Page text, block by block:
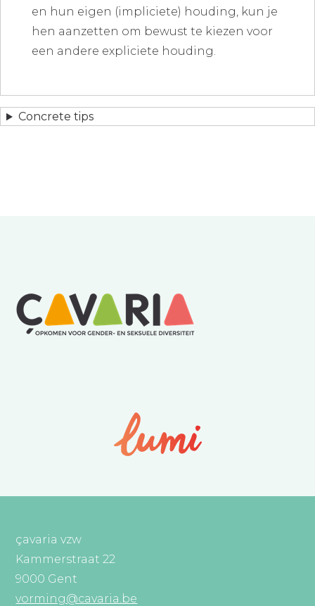
en hun eigen (impliciete) houding, kun je
hen aanzetten om bewust te kiezen voor
een andere expliciete houding.
Concrete tips
çavaria vzw
Kammerstraat 22
9000 Gent
vorming@cavaria.be